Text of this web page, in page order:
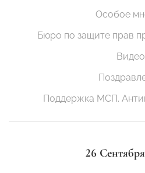
Особое
Бюро по защите прав
Видео
Поддержка МСП.
26